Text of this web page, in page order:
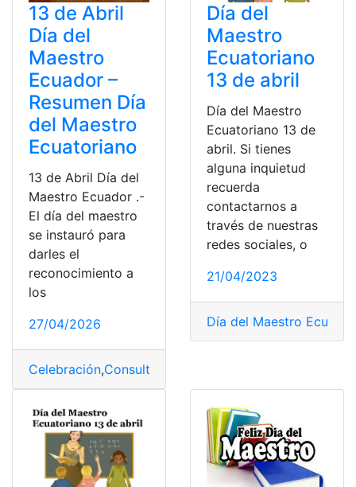
13 de Abril
Día del
Maestro
Ecuador –
Resumen Día
del Maestro
Ecuatoriano
13 de Abril Día del
Maestro Ecuador .-
El día del maestro
se instauró para
darles el
reconocimiento a
los
27/04/2026
Celebración,Consultas
Día del
Maestro
Ecuatoriano
13 de abril
Día del Maestro
Ecuatoriano 13 de
abril. Si tienes
alguna inquietud
recuerda
contactarnos a
través de nuestras
redes sociales, o
21/04/2023
Día del Maestro